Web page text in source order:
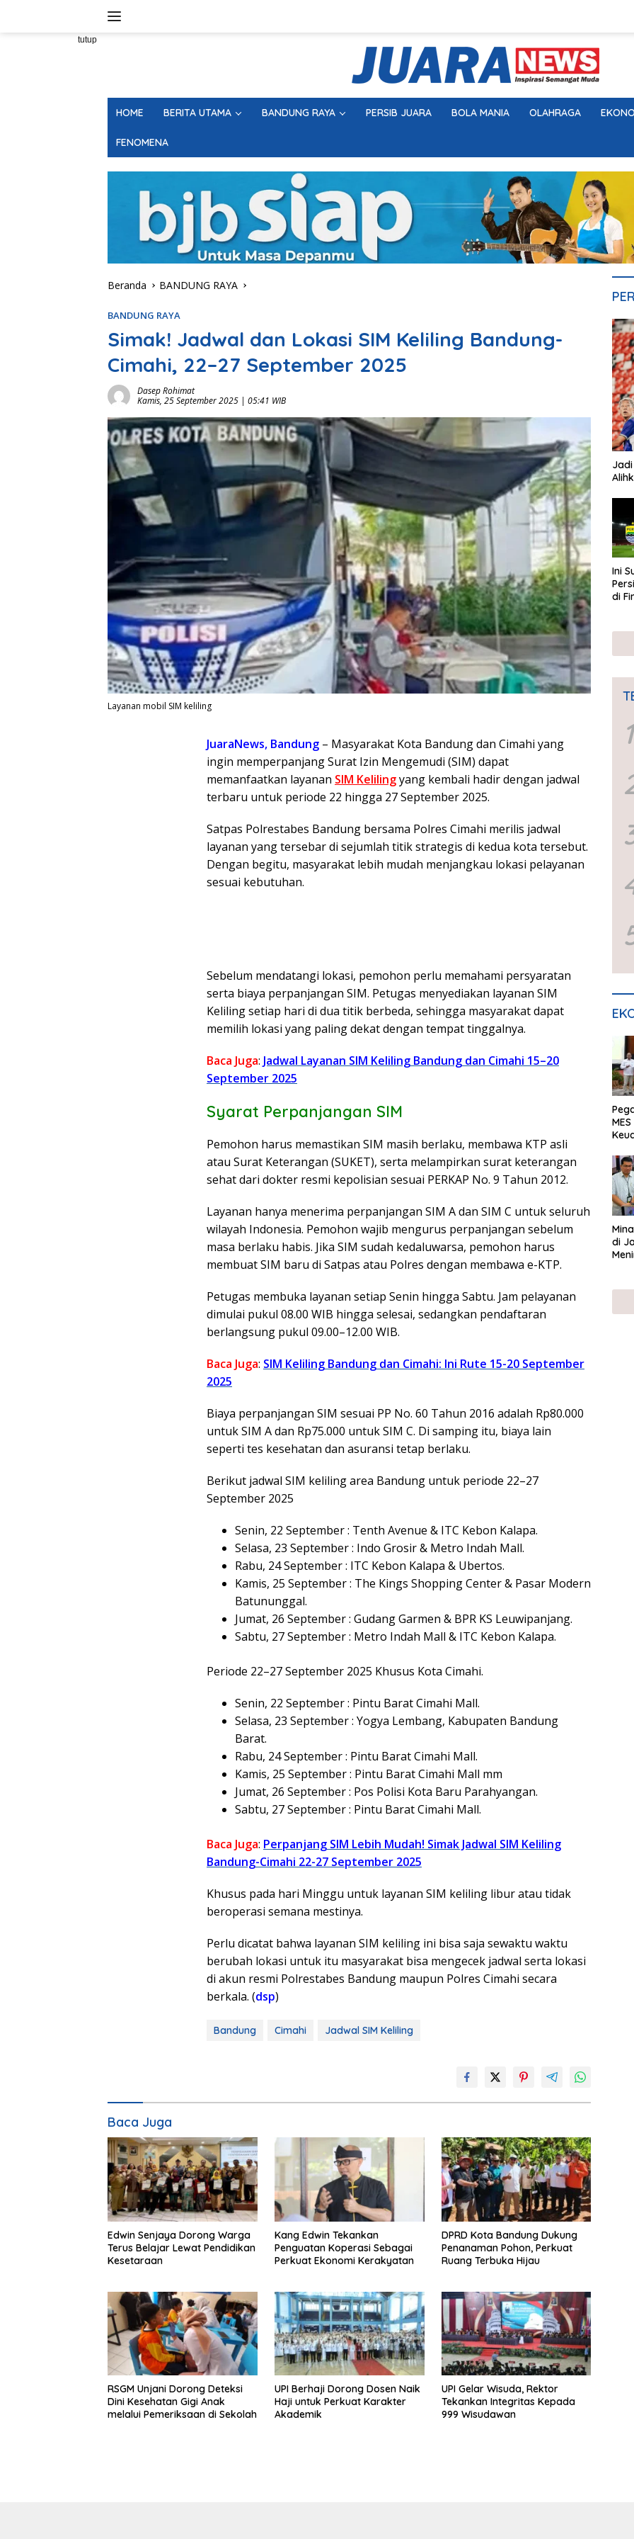
tutup
HOME BERITA UTAMA BANDUNG RAYA PERSIB JUARA BOLA MANIA OLAHRAGA
FENOMENA
Beranda BANDUNG RAYA
BANDUNG RAYA
Simak! Jadwal dan Lokasi SIM Keliling Bandung-
Cimahi, 22–27 September 2025
Dasep Rohimat
Kamis, 25 September 2025 | 05:41 WIB
Layanan mobil SIM keliling
JuaraNews, Bandung – Masyarakat Kota Bandung dan Cimahi yang
ingin memperpanjang Surat Izin Mengemudi (SIM) dapat
memanfaatkan layanan SIM Kelilingyang kembali hadir dengan jadwal
terbaru untuk periode 22 hingga 27 September 2025.
Satpas Polrestabes Bandung bersama Polres Cimahi merilis jadwal
layanan yang tersebar di sejumlah titik strategis di kedua kota tersebut.
Dengan begitu, masyarakat lebih mudah menjangkau lokasi pelayanan
sesuai kebutuhan.
Sebelum mendatangi lokasi, pemohon perlu memahami persyaratan
serta biaya perpanjangan SIM. Petugas menyediakan layanan SIM
Keliling setiap hari di dua titik berbeda, sehingga masyarakat dapat
memilih lokasi yang paling dekat dengan tempat tinggalnya.
Baca Juga: Jadwal Layanan SIM Keliling Bandung dan Cimahi 15–20
September 2025
Syarat Perpanjangan SIM
Pemohon harus memastikan SIM masih berlaku, membawa KTP asli
atau Surat Keterangan (SUKET), serta melampirkan surat keterangan
sehat dari dokter resmi kepolisian sesuai PERKAP No. 9 Tahun 2012.
Layanan hanya menerima perpanjangan SIM A dan SIM C untuk seluruh
wilayah Indonesia. Pemohon wajib mengurus perpanjangan sebelum
masa berlaku habis. Jika SIM sudah kedaluwarsa, pemohon harus
membuat SIM baru di Satpas atau Polres dengan membawa e-KTP.
Petugas membuka layanan setiap Senin hingga Sabtu. Jam pelayanan
dimulai pukul 08.00 WIB hingga selesai, sedangkan pendaftaran
berlangsung pukul 09.00–12.00 WIB.
Baca Juga: SIM Keliling Bandung dan Cimahi: Ini Rute 15-20 September
2025
Biaya perpanjangan SIM sesuai PP No. 60 Tahun 2016 adalah Rp80.000
untuk SIM A dan Rp75.000 untuk SIM C. Di samping itu, biaya lain
seperti tes kesehatan dan asuransi tetap berlaku.
Berikut jadwal SIM keliling area Bandung untuk periode 22–27
September 2025
Senin, 22 September : Tenth Avenue & ITC Kebon Kalapa.
Selasa, 23 September : Indo Grosir & Metro Indah Mall.
Rabu, 24 September : ITC Kebon Kalapa & Ubertos.
Kamis, 25 September : The Kings Shopping Center & Pasar Modern
Batununggal.
Jumat, 26 September : Gudang Garmen & BPR KS Leuwipanjang.
Sabtu, 27 September : Metro Indah Mall & ITC Kebon Kalapa.
Periode 22–27 September 2025 Khusus Kota Cimahi.
Senin, 22 September : Pintu Barat Cimahi Mall.
Selasa, 23 September : Yogya Lembang, Kabupaten Bandung
Barat.
Rabu, 24 September : Pintu Barat Cimahi Mall.
Kamis, 25 September : Pintu Barat Cimahi Mall mm
Jumat, 26 September : Pos Polisi Kota Baru Parahyangan.
Sabtu, 27 September : Pintu Barat Cimahi Mall.
Baca Juga: Perpanjang SIM Lebih Mudah! Simak Jadwal SIM Keliling
Bandung-Cimahi 22-27 September 2025
Khusus pada hari Minggu untuk layanan SIM keliling libur atau tidak
beroperasi semana mestinya.
Perlu dicatat bahwa layanan SIM keliling ini bisa saja sewaktu waktu
berubah lokasi untuk itu masyarakat bisa mengecek jadwal serta lokasi
di akun resmi Polrestabes Bandung maupun Polres Cimahi secara
berkala. (dsp)
Bandung Cimahi Jadwal SIM Keliling
Baca Juga
Edwin Senjaya Dorong Warga
Terus Belajar Lewat Pendidikan
Kesetaraan
Kang Edwin Tekankan
Penguatan Koperasi Sebagai
Perkuat Ekonomi Kerakyatan
DPRD Kota Bandung Dukung
Penanaman Pohon, Perkuat
Ruang Terbuka Hijau
RSGM Unjani Dorong Deteksi
Dini Kesehatan Gigi Anak
melalui Pemeriksaan di Sekolah
UPI Berhaji Dorong Dosen Naik
Haji untuk Perkuat Karakter
Akademik
UPI Gelar Wisuda, Rektor
Tekankan Integritas Kepada
999 Wisudawan
Jadi
Ini
di
1
di